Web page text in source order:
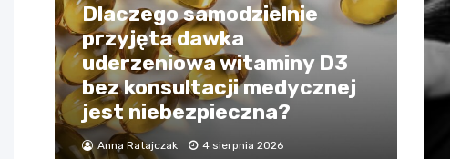
Dlaczego samodzielnie
przyjęta dawka
uderzeniowa witaminy D3
bez konsultacji medycznej
jest niebezpieczna?
Anna Ratajczak 4 sierpnia 2026